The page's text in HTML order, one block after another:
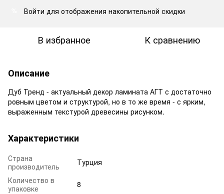
Войти для отображения накопительной скидки
В избранное К сравнению
Описание
Дуб Тренд - актуальный декор ламината АГТ с достаточно
ровным цветом и структурой, но в то же время - с ярким,
выраженным текстурой древесины рисунком.
Характеристики
Страна
производитель
Турция
Количество в
упаковке
8